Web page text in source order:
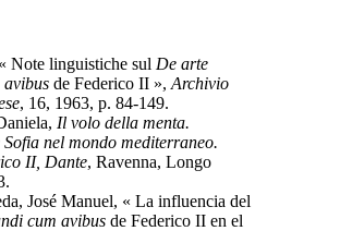
Note linguistiche sul De arte
avibus de Federico II », Archivio
, 16, 1963, p. 84-149.
Il volo della menta.
nel mondo mediterraneo.
II, Dante, Ravenna, Longo
José Manuel, « La influencia del
cum avibus de Federico II en el